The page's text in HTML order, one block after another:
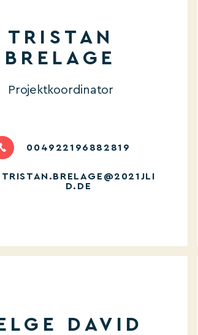
TRISTAN
BRELAGE
Projektkoordinator
004922196882819
TRISTAN.BRELAGE@2021JLI
D.DE
DAVID